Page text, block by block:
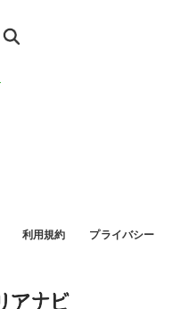
利用規約
プライバシー